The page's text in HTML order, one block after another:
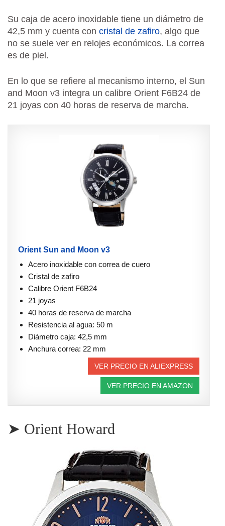
Su caja de acero inoxidable tiene un diámetro de
42,5 mm y cuenta con cristal de zafiro, algo que
no se suele ver en relojes económicos. La correa
es de piel.
En lo que se refiere al mecanismo interno, el Sun
and Moon v3 integra un calibre Orient F6B24 de
21 joyas con 40 horas de reserva de marcha.
Orient Sun and Moon v3
Acero inoxidable con correa de cuero
Cristal de zafiro
Calibre Orient F6B24
21 joyas
40 horas de reserva de marcha
Resistencia al agua: 50 m
Diámetro caja: 42,5 mm
Anchura correa: 22 mm
VER PRECIO EN ALIEXPRESS
VER PRECIO EN AMAZON
➤ Orient Howard